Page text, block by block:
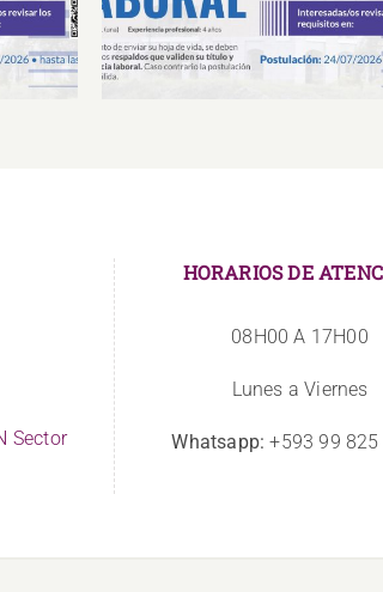
Infraestructura
Sector
HORARIOS DE
08H00 A 17H00
Lunes a Viernes
Whatsapp: +593 99